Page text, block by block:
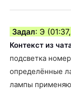
Задал: Э
Контекст из
подсветка
определённые
лампы